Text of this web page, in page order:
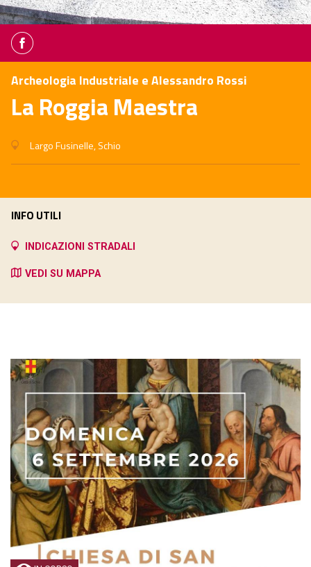
Archeologia Industriale e Alessandro Rossi
La Roggia Maestra
Largo Fusinelle, Schio
INFO UTILI
INDICAZIONI STRADALI
VEDI SU MAPPA